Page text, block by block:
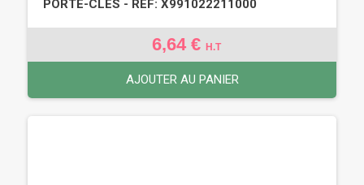
PORTE-CLÉS - REF: X991022211000
6,64 € H.T
AJOUTER AU PANIER